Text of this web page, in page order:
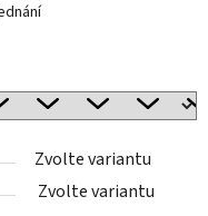
Zvolte variantu
Zvolte variantu